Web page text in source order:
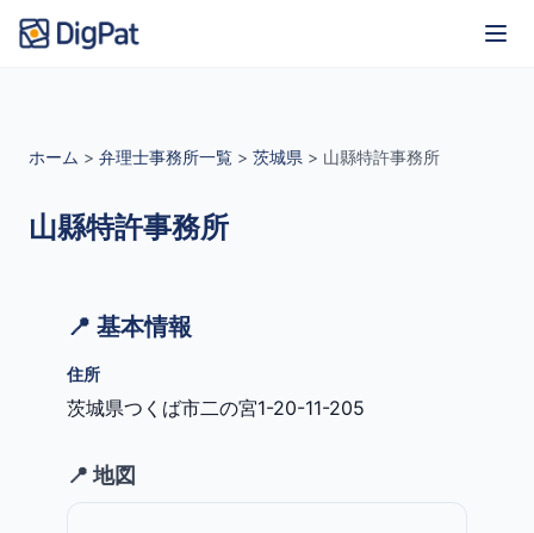
ホーム > 弁理士事務所一覧 > 茨城県 > 山縣特許事務所
山縣特許事務所
📍 基本情報
住所
茨城県つくば市二の宮1-20-11-205
📍 地図